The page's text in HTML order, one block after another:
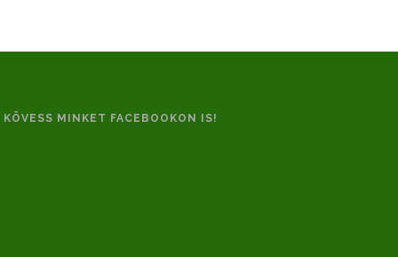
KÖVESS MINKET FACEBOOKON IS!